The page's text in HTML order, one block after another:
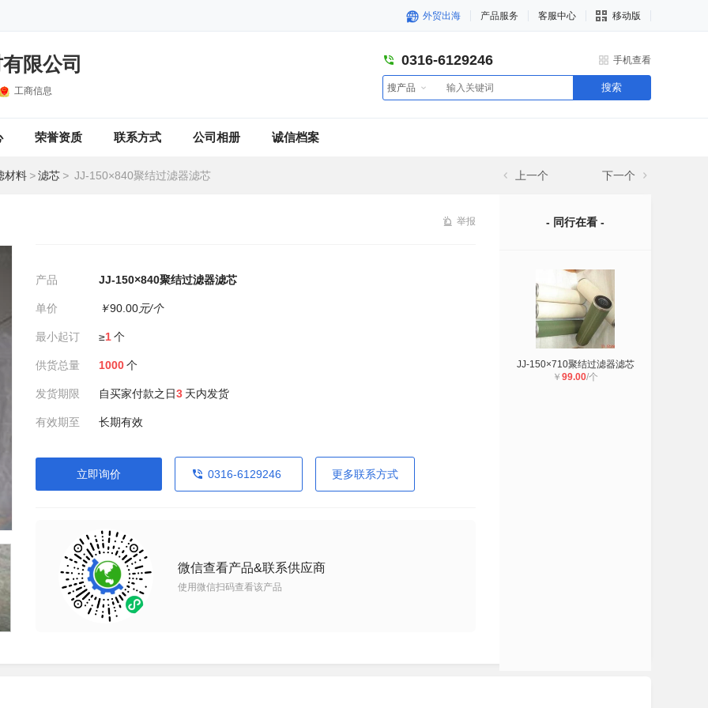
外贸出海 产品服务 客服中心 移动版
限公司
工商信息
0316-6129246 手机查看
搜产品 搜索
荣誉资质 联系方式 公司相册 诚信档案
材料 >滤芯 > JJ-150×840聚结过滤器滤芯 上一个 下一个
举报
产品 JJ-150×840聚结过滤器滤芯
单价 ￥90.00元/个
最小起订 ≥1个
供货总量 1000个
发货期限 自买家付款之日3 天内发货
有效期至 长期有效
立即询价 0316-6129246 更多联系方式
微信查看产品&联系供应商
使用微信扫码查看该产品
- 同行在看 -
JJ-150×710聚结过滤器滤芯
￥ 99.00/个